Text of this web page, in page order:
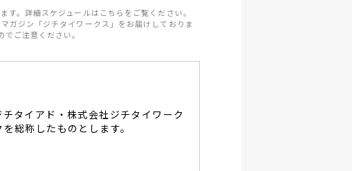
。詳細スケジュールはこちらをご覧ください。
ガジン「ジチタイワークス」をお届けしておりま
ご注意ください。
タイアド・株式会社ジチタイワーク
総称したものとします。